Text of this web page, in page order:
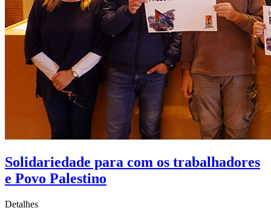
Solidariedade para com os trabalhadores
e Povo Palestino
Detalhes